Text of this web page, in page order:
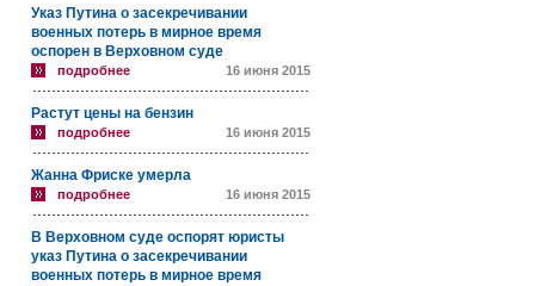
Указ Путина о засекречивании
военных потерь в мирное время
оспорен в Верховном суде
подробнее 16 июня 2015
Растут цены на бензин
подробнее 16 июня 2015
Жанна Фриске умерла
подробнее 16 июня 2015
В Верховном суде оспорят юристы
указ Путина о засекречивании
военных потерь в мирное время